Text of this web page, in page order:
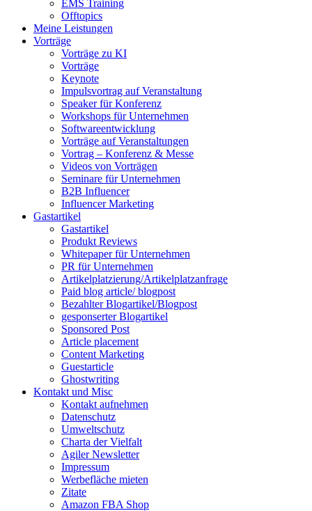
EMS Training
Offtopics
Meine Leistungen
Vorträge
Vorträge zu KI
Vorträge
Keynote
Impulsvortrag auf Veranstaltung
Speaker für Konferenz
Workshops für Unternehmen
Softwareentwicklung
Vorträge auf Veranstaltungen
Vortrag – Konferenz & Messe
Videos von Vorträgen
Seminare für Unternehmen
B2B Influencer
Influencer Marketing
Gastartikel
Gastartikel
Produkt Reviews
Whitepaper für Unternehmen
PR für Unternehmen
Artikelplatzierung/Artikelplatzanfrage
Paid blog article/ blogpost
Bezahlter Blogartikel/Blogpost
gesponserter Blogartikel
Sponsored Post
Article placement
Content Marketing
Guestarticle
Ghostwriting
Kontakt und Misc
Kontakt aufnehmen
Datenschutz
Umweltschutz
Charta der Vielfalt
Agiler Newsletter
Impressum
Werbefläche mieten
Zitate
Amazon FBA Shop